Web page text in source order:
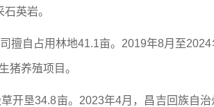
英岩。
擅自占用林地41.1亩。2019年8月至
猪养殖项目。
开垦34.8亩。2023年4月，昌吉回族自